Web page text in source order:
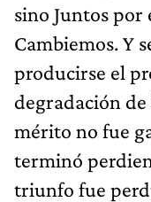
sino Juntos por
Cambiemos. Y
producirse el
degradación
mérito no fue
terminó
triunfo fue